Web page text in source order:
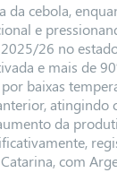
da cebola,
e
26 no
e mais de
baixas
atingindo
da
com